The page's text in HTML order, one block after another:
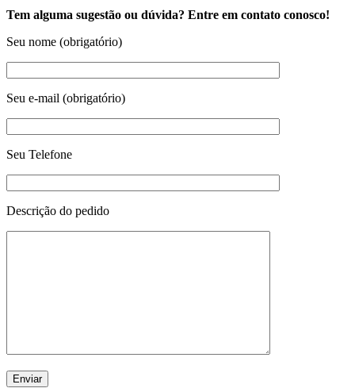
Tem alguma sugestão ou dúvida? Entre em contato conosco!
Seu nome (obrigatório)
Seu e-mail (obrigatório)
Seu Telefone
Descrição do pedido